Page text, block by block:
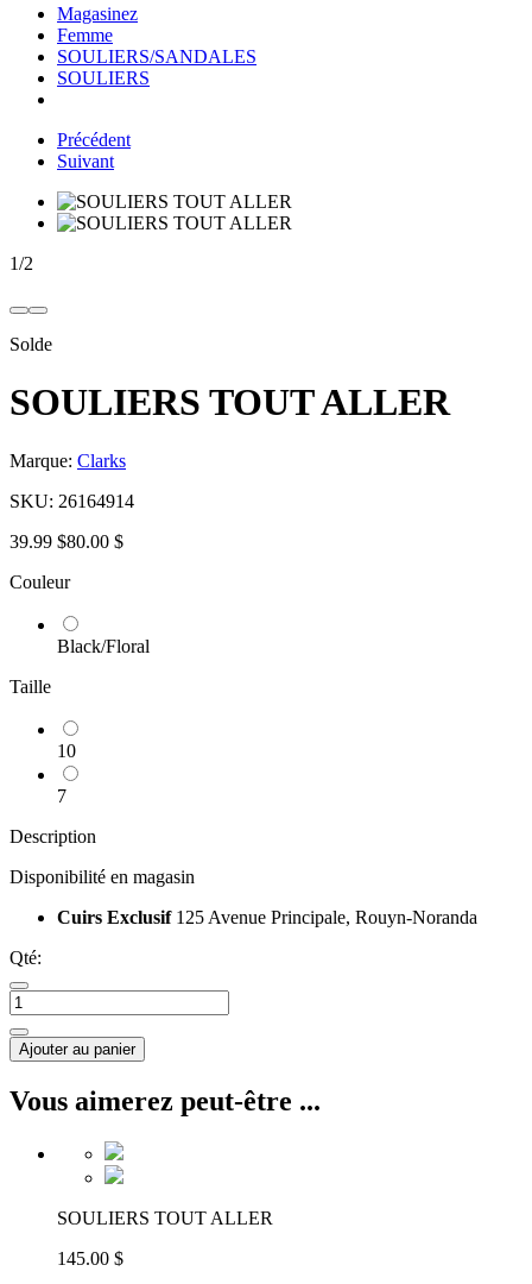
Magasinez
Femme
SOULIERS/SANDALES
SOULIERS
Précédent
Suivant
1/2
Solde
SOULIERS TOUT ALLER
Marque: Clarks
SKU: 26164914
39.99 $80.00 $
Couleur
Black/Floral
Taille
10
7
Description
Disponibilité en magasin
Cuirs Exclusif 125 Avenue Principale, Rouyn-Noranda
Qté:
Ajouter au panier
Vous aimerez peut-être ...
SOULIERS TOUT ALLER
145.00 $